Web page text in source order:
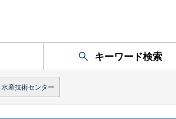
キーワード検索
水産技術センター